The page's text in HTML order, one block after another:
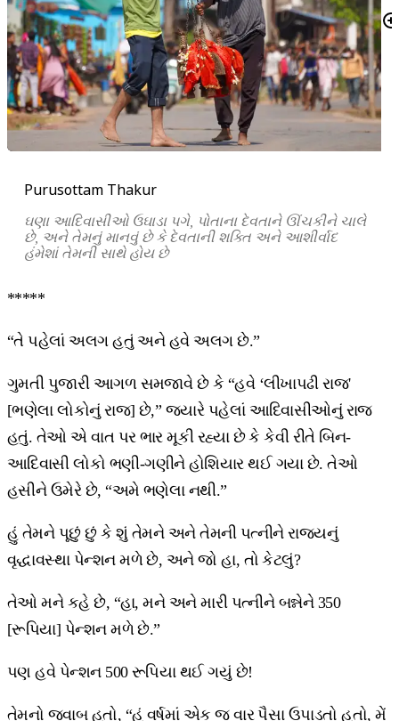
Purusottam Thakur
ઘણા આદિવાસીઓ ઉઘાડા પગે, પોતાના દેવતાને ઊંચકીને ચાલે
છે, અને તેમનું માનવું છે કે દેવતાની શક્તિ અને આશીર્વાદ
હંમેશાં તેમની સાથે હોય છે
*****
“તે પહેલાં અલગ હતું અને હવે અલગ છે.”
ગુમતી પુજારી આગળ સમજાવે છે કે “હવે ‘લીખાપઢી રાજ'
[ભણેલા લોકોનું રાજ] છે,” જ્યારે પહેલાં આદિવાસીઓનું રાજ
હતું. તેઓ એ વાત પર ભાર મૂકી રહ્યા છે કે કેવી રીતે બિન-
આદિવાસી લોકો ભણી-ગણીને હોશિયાર થઈ ગયા છે. તેઓ
હસીને ઉમેરે છે, “અમે ભણેલા નથી.”
હું તેમને પૂછું છું કે શું તેમને અને તેમની પત્નીને રાજ્યનું
વૃદ્ધાવસ્થા પેન્શન મળે છે, અને જો હા, તો કેટલું?
તેઓ મને કહે છે, “હા, મને અને મારી પત્નીને બન્નેને 350
[રૂપિયા] પેન્શન મળે છે.”
પણ હવે પેન્શન 500 રૂપિયા થઈ ગયું છે!
તેમનો જવાબ હતો, “હું વર્ષમાં એક જ વાર પૈસા ઉપાડતો હતો, મેં